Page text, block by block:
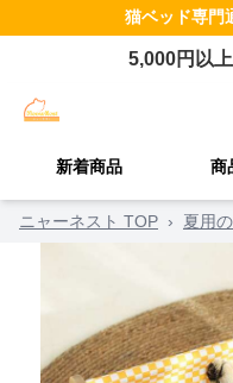
猫ベッド専門
5,000円以
新着商品 商
ニャーネスト TOP › 夏用